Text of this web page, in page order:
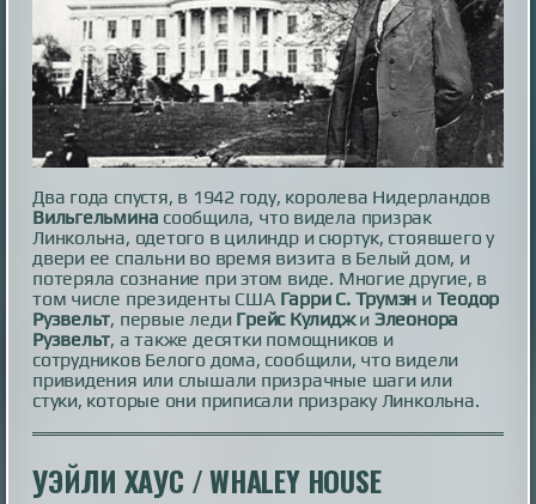
Два года спустя, в 1942 году, королева Нидерландов
Вильгельмина сообщила, что видела призрак
Линкольна, одетого в цилиндр и сюртук, стоявшего у
двери ее спальни во время визита в Белый дом, и
потеряла сознание при этом виде. Многие другие, в
том числе президенты США Гарри С. Трумэн и Теодор
Рузвельт, первые леди Грейс Кулиджи Элеонора
Рузвельт, а также десятки помощников и
сотрудников Белого дома, сообщили, что видели
привидения или слышали призрачные шаги или
стуки, которые они приписали призраку Линкольна.
УЭЙЛИ ХАУС / WHALEY HOUSE